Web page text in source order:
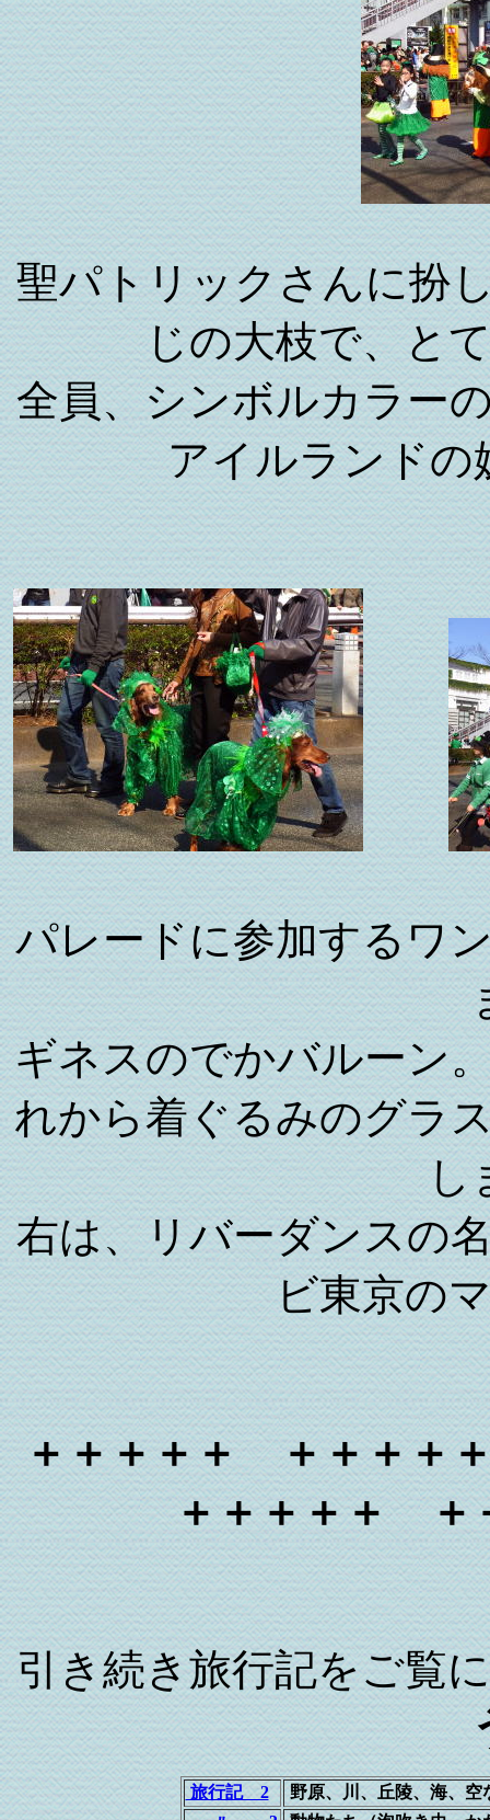
聖パトリックさんに扮
じの大枝で、と
全員、シンボルカラー
アイルランドの
パレードに参加するワ
ギネスのでかバルーン
れから着ぐるみのグラ
し
右は、リバーダンスの
ビ東京の
＋＋＋＋＋ ＋＋＋
＋＋＋＋＋ ＋
引き続き旅行記をご覧
旅行記 2
野原、川、丘陵、海、空